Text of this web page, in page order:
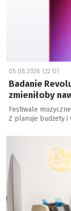
05.08.2026 (22:12)
Badanie
zmieniłoby
Festiwale
Z planuje budżety i
a